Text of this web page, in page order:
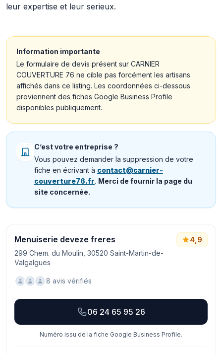
leur expertise et leur serieux.
Information importante
Le formulaire de devis présent sur CARNIER
COUVERTURE 76 ne cible pas forcément les artisans
affichés dans ce listing. Les coordonnées ci-dessous
proviennent des fiches Google Business Profile
disponibles publiquement.
C’est votre entreprise ?
Vous pouvez demander la suppression de votre
fiche en écrivant à contact@carnier-
couverture76.fr. Merci de fournir la page du
site concernée.
Menuiserie deveze freres
299 Chem. du Moulin, 30520 Saint-Martin-de-
Valgalgues
4,9
8 avis vérifiés
06 24 65 95 26
Numéro issu de la fiche Google Business Profile.